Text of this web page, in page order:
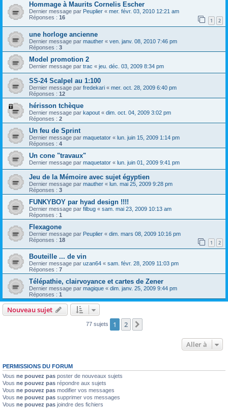
Hommage à Maurits Cornelis Escher
Dernier message par Peuplier « mer. févr. 03, 2010 12:21 am
Réponses : 16 1 2
une horloge ancienne
Dernier message par mauther « ven. janv. 08, 2010 7:46 pm
Réponses : 3
Model promotion 2
Dernier message par trac « jeu. déc. 03, 2009 8:34 pm
SS-24 Scalpel au 1:100
Dernier message par fredekari « mer. oct. 28, 2009 6:40 pm
Réponses : 12
hérisson tchèque
Dernier message par kapout « dim. oct. 04, 2009 3:02 pm
Réponses : 2
Un feu de Sprint
Dernier message par maquetator « lun. juin 15, 2009 1:14 pm
Réponses : 4
Un cone "travaux"
Dernier message par maquetator « lun. juin 01, 2009 9:41 pm
Jeu de la Mémoire avec sujet égyptien
Dernier message par mauther « lun. mai 25, 2009 9:28 pm
Réponses : 3
FUNKYBOY par hyad design !!!!
Dernier message par filbug « sam. mai 23, 2009 10:13 am
Réponses : 1
Flexagone
Dernier message par Peuplier « dim. mars 08, 2009 10:16 pm
Réponses : 18 1 2
Bouteille ... de vin
Dernier message par uzan64 « sam. févr. 28, 2009 11:03 pm
Réponses : 7
Télépathie, clairvoyance et cartes de Zener
Dernier message par magique « dim. janv. 25, 2009 9:44 pm
Réponses : 1
Nouveau sujet
77 sujets 1 2
Aller à
PERMISSIONS DU FORUM
Vous ne pouvez pas poster de nouveaux sujets
Vous ne pouvez pas répondre aux sujets
Vous ne pouvez pas modifier vos messages
Vous ne pouvez pas supprimer vos messages
Vous ne pouvez pas joindre des fichiers